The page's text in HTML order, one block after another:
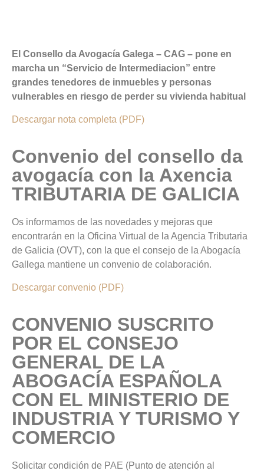
El Consello da Avogacía Galega – CAG – pone en
marcha un “Servicio de Intermediacion” entre
grandes tenedores de inmuebles y personas
vulnerables en riesgo de perder su vivienda habitual
Descargar nota completa (PDF)
Convenio del consello da
avogacía con la Axencia
TRIBUTARIA DE GALICIA
Os informamos de las novedades y mejoras que
encontrarán en la Oficina Virtual de la Agencia Tributaria
de Galicia (OVT), con la que el consejo de la Abogacía
Gallega mantiene un convenio de colaboración.
Descargar convenio (PDF)
CONVENIO SUSCRITO
POR EL CONSEJO
GENERAL DE LA
ABOGACÍA ESPAÑOLA
CON EL MINISTERIO DE
INDUSTRIA Y TURISMO Y
COMERCIO
Solicitar condición de PAE (Punto de atención al